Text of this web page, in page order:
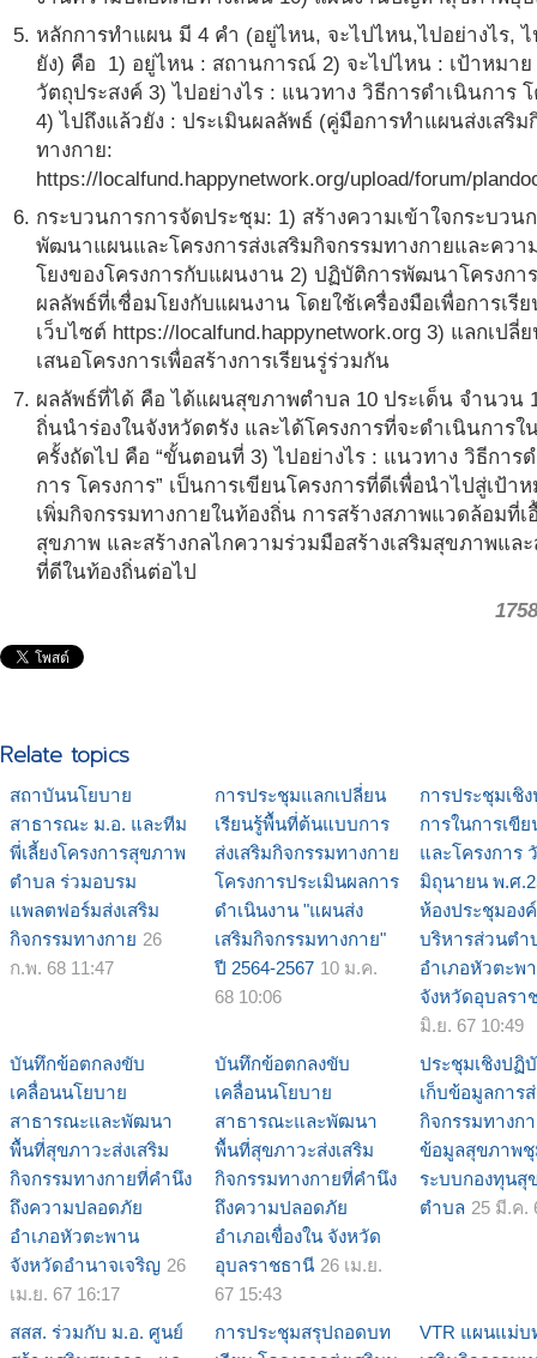
หลักการทำแผน มี 4 คำ (อยู่ไหน, จะไปไหน,ไปอย่างไร,
ยัง) คือ 1) อยู่ไหน : สถานการณ์ 2) จะไปไหน : เป้าหมาย
วัตถุประสงค์ 3) ไปอย่างไร : แนวทาง วิธีการดำเนินการ โ
4) ไปถึงแล้วยัง : ประเมินผลลัพธ์ (คู่มือการทำแผนส่งเสริม
ทางกาย:
https://localfund.happynetwork.org/upload/forum/
กระบวนการการจัดประชุม: 1) สร้างความเข้าใจกระบวน
พัฒนาแผนและโครงการส่งเสริมกิจกรรมทางกายและควา
โยงของโครงการกับแผนงาน 2) ปฏิบัติการพัฒนาโครงกา
ผลลัพธ์ที่เชื่อมโยงกับแผนงาน โดยใช้เครื่องมือเพื่อการเรีย
เว็บไซต์ https://localfund.happynetwork.org 3) แลกเปลี่
เสนอโครงการเพื่อสร้างการเรียนรู่ร่วมกัน
ผลลัพธ์ที่ได้ คือ ได้แผนสุขภาพตำบล 10 ประเด็น จำนวน
ถิ่นนำร่องในจังหวัดตรัง และได้โครงการที่จะดำเนินการ
ครั้งถัดไป คือ “ขั้นตอนที่ 3) ไปอย่างไร : แนวทาง วิธีการ
การ โครงการ” เป็นการเขียนโครงการที่ดีเพื่อนำไปสู่เป้า
เพิ่มกิจกรรมทางกายในท้องถิ่น การสร้างสภาพแวดล้อมที่เ
สุขภาพ และสร้างกลไกความร่วมมือสร้างเสริมสุขภาพแล
ที่ดีในท้องถิ่นต่อไป
1758
Relate topics
สถาบันนโยบาย
สาธารณะ ม.อ. และทีม
พี่เลี้ยงโครงการสุขภาพ
ตำบล ร่วมอบรม
แพลตฟอร์มส่งเสริม
กิจกรรมทางกาย 26
ก.พ. 68 11:47
การประชุมแลกเปลี่ยน
เรียนรู้พื้นที่ต้นแบบการ
ส่งเสริมกิจกรรมทางกาย
โครงการประเมินผลการ
ดำเนินงาน "แผนส่ง
เสริมกิจกรรมทางกาย"
ปี 2564-2567 10 ม.ค.
68 10:06
การประชุมเชิ
การในการเขี
และโครงการ
มิถุนายน พ.ศ
ห้องประชุมอง
บริหารส่วนตำ
อำเภอหัวตะพ
จังหวัดอุบลรา
มิ.ย. 67 10:49
บันทึกข้อตกลงขับ
เคลื่อนนโยบาย
สาธารณะและพัฒนา
พื้นที่สุขภาวะส่งเสริม
กิจกรรมทางกายที่คำนึง
ถึงความปลอดภัย
อำเภอหัวตะพาน
จังหวัดอำนาจเจริญ 26
เม.ย. 67 16:17
บันทึกข้อตกลงขับ
เคลื่อนนโยบาย
สาธารณะและพัฒนา
พื้นที่สุขภาวะส่งเสริม
กิจกรรมทางกายที่คำนึง
ถึงความปลอดภัย
อำเภอเขื่องใน จังหวัด
อุบลราชธานี 26 เม.ย.
67 15:43
ประชุมเชิงปฏิ
เก็บข้อมูลการส่
กิจกรรมทางก
ข้อมูลสุขภาพ
ระบบกองทุนสุ
ตำบล 25 มี.ค.
สสส. ร่วมกับ ม.อ. ศูนย์
การประชุมสรุปถอดบท
VTR แผนแม่บ